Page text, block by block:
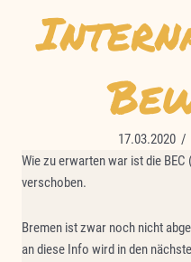
17.03.2020 /
Wie zu erwarten war ist die
verschoben.
Bremen ist zwar noch nicht
an diese Info wird in den